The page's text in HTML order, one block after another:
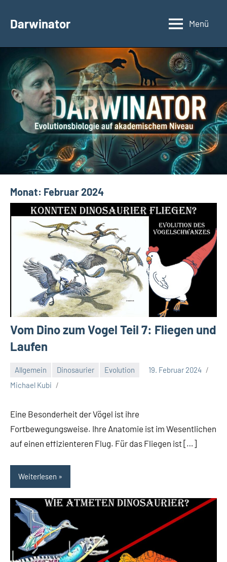
InhaltDarwinator
Evolutionsbiologie
Menü
Monat: Februar 2024
Vom Dino zum Vogel Teil 7: Fliegen und
Laufen
Allgemein Dinosaurier Evolution
19. Februar 2024
Michael Kubi
Eine Besonderheit der Vögel ist ihre
Fortbewegungsweise. Ihre Anatomie ist im Wesentlichen
auf einen effizienteren Flug. Für das Fliegen ist […]
Weiterlesen